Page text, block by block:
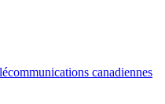
canadiennes